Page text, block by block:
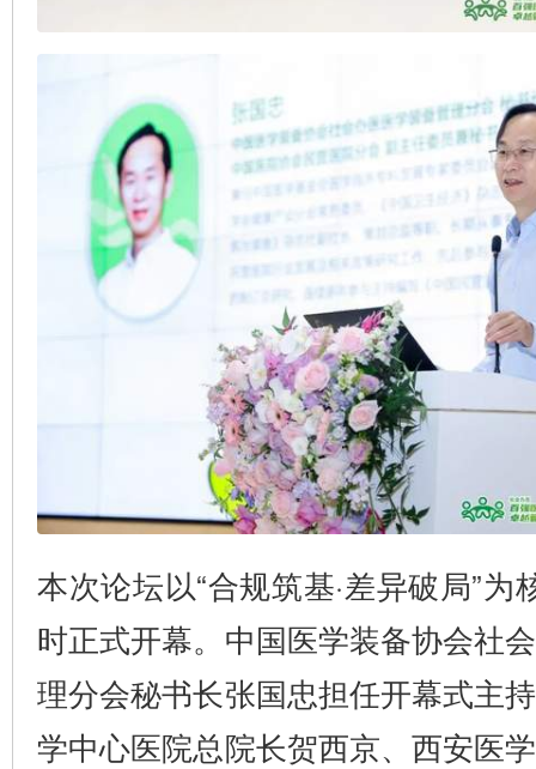
本次论坛以“合规筑基·差异破局”为
时正式开幕。中国医学装备协会社
理分会秘书长张国忠担任开幕式主
学中心医院总院长贺西京、西安医